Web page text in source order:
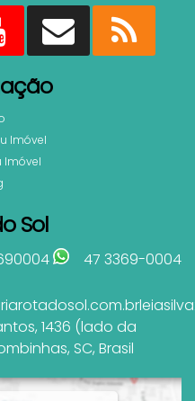
Imóvel
Imóvel
Sol
47 3369-0004
, 1436 (lado da
, SC, Brasil